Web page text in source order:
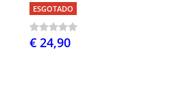
ESGOTADO
€ 24,90